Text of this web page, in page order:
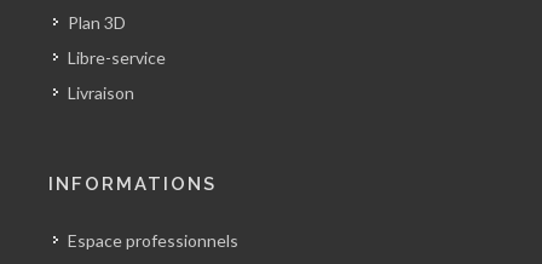
Plan 3D
Libre-service
Livraison
INFORMATIONS
Espace professionnels